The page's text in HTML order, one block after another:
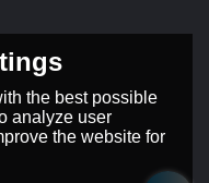
the best possible
analyze user
the website for